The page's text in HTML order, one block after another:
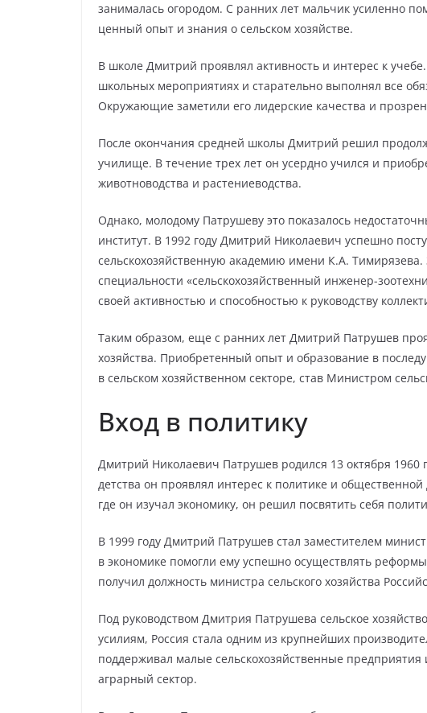
занималась огородом. С ранних лет мальчик усиленно
ценный опыт и знания о сельском хозяйстве.
В школе Дмитрий проявлял активность и интерес к
школьных мероприятиях и старательно выполнял все
Окружающие заметили его лидерские качества и
После окончания средней школы Дмитрий решил
училище. В течение трех лет он усердно учился и
животноводства и растениеводства.
Однако, молодому Патрушеву это показалось
институт. В 1992 году Дмитрий Николаевич успешно
сельскохозяйственную академию имени К.А.
специальности «сельскохозяйственный инженер-
своей активностью и способностью к руководству
Таким образом, еще с ранних лет Дмитрий Патрушев
хозяйства. Приобретенный опыт и образование в
в сельском хозяйственном секторе, став Министром
Вход в политику
Дмитрий Николаевич Патрушев родился 13 октября 1960
детства он проявлял интерес к политике и
где он изучал экономику, он решил посвятить себя
В 1999 году Дмитрий Патрушев стал заместителем
в экономике помогли ему успешно осуществлять
получил должность министра сельского хозяйства
Под руководством Дмитрия Патрушева сельское
усилиям, Россия стала одним из крупнейших
поддерживал малые сельскохозяйственные
аграрный сектор.